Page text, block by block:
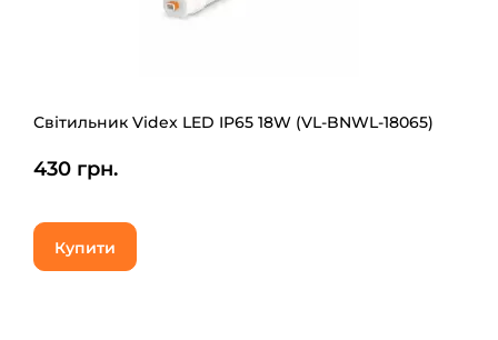
Світильник Videx LED IP65 18W (VL-BNWL-18065)
430 грн.
Купити